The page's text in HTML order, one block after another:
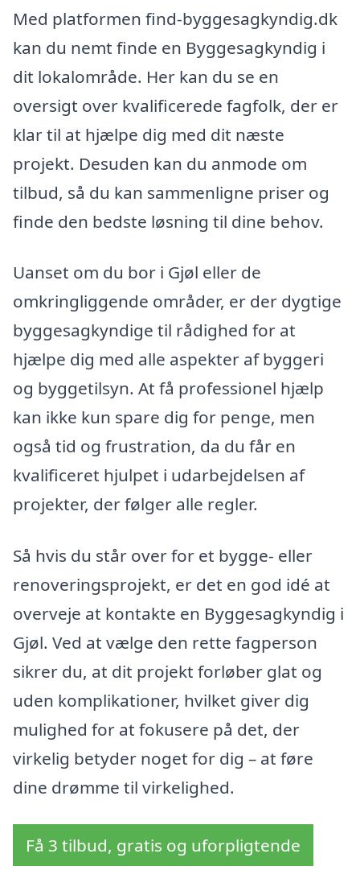
Med platformen find-byggesagkyndig.dk
kan du nemt finde en Byggesagkyndig i
dit lokalområde. Her kan du se en
oversigt over kvalificerede fagfolk, der er
klar til at hjælpe dig med dit næste
projekt. Desuden kan du anmode om
tilbud, så du kan sammenligne priser og
finde den bedste løsning til dine behov.
Uanset om du bor i Gjøl eller de
omkringliggende områder, er der dygtige
byggesagkyndige til rådighed for at
hjælpe dig med alle aspekter af byggeri
og byggetilsyn. At få professionel hjælp
kan ikke kun spare dig for penge, men
også tid og frustration, da du får en
kvalificeret hjulpet i udarbejdelsen af
projekter, der følger alle regler.
Så hvis du står over for et bygge- eller
renoveringsprojekt, er det en god idé at
overveje at kontakte en Byggesagkyndig i
Gjøl. Ved at vælge den rette fagperson
sikrer du, at dit projekt forløber glat og
uden komplikationer, hvilket giver dig
mulighed for at fokusere på det, der
virkelig betyder noget for dig – at føre
dine drømme til virkelighed.
Få 3 tilbud, gratis og uforpligtende